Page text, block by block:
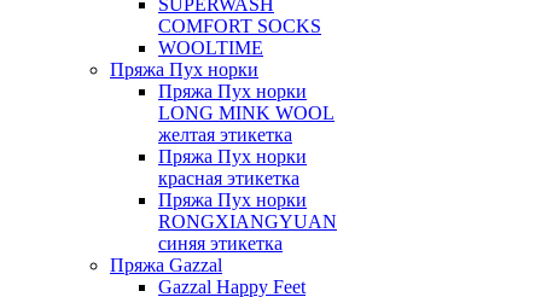
SUPERWASH
COMFORT SOCKS
WOOLTIME
Пряжа Пух норки
Пряжа Пух норки
LONG MINK WOOL
желтая этикетка
Пряжа Пух норки
красная этикетка
Пряжа Пух норки
RONGXIANGYUAN
синяя этикетка
Пряжа Gazzal
Gazzal Happy Feet